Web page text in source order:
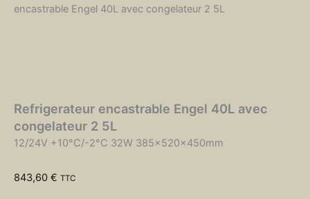
encastrable Engel 40L avec congelateur 2 5L
Refrigerateur encastrable Engel 40L avec
congelateur 2 5L
12/24V +10°C/-2°C 32W 385x520x450mm
843,60 € TTC